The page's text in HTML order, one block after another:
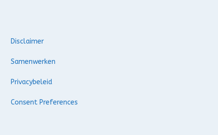
Disclaimer
Samenwerken
Privacybeleid
Consent Preferences